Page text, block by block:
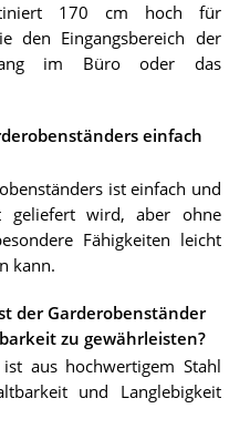
170 cm hoch für
den Eingangsbereich der
im Büro oder das
einfach
ist einfach und
geliefert wird, aber ohne
Fähigkeiten leicht
kann.
der Garderobenständer
zu gewährleisten?
aus hochwertigem Stahl
und Langlebigkeit